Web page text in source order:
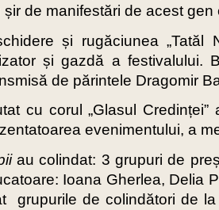
de manifestări de acest
și rugăciunea
și gazdă a festivalului.
de părintele Dragomir
cu corul „Glasul
evenimentului, a
au colindat: 3 grupuri de
Ioana Gherlea, Delia
grupurile de colindători de